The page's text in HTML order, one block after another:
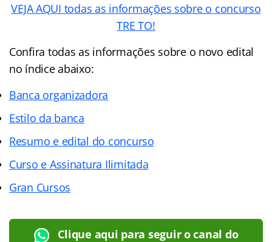
VEJA AQUI todas as informações sobre o concurso
TRE TO!
Confira todas as informações sobre o novo edital
no índice abaixo:
Banca organizadora
Estilo da banca
Resumo e edital do concurso
Curso e Assinatura Ilimitada
Gran Cursos
Clique aqui para seguir o canal do